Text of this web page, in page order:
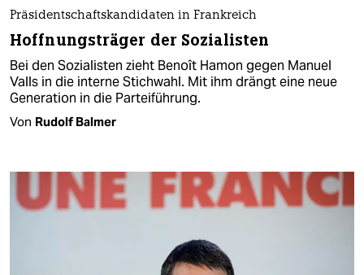
Präsidentschaftskandidaten in Frankreich
Hoffnungsträger der Sozialisten
Bei den Sozialisten zieht Benoît Hamon gegen Manuel
Valls in die interne Stichwahl. Mit ihm drängt eine neue
Generation in die Parteiführung.
Von Rudolf Balmer